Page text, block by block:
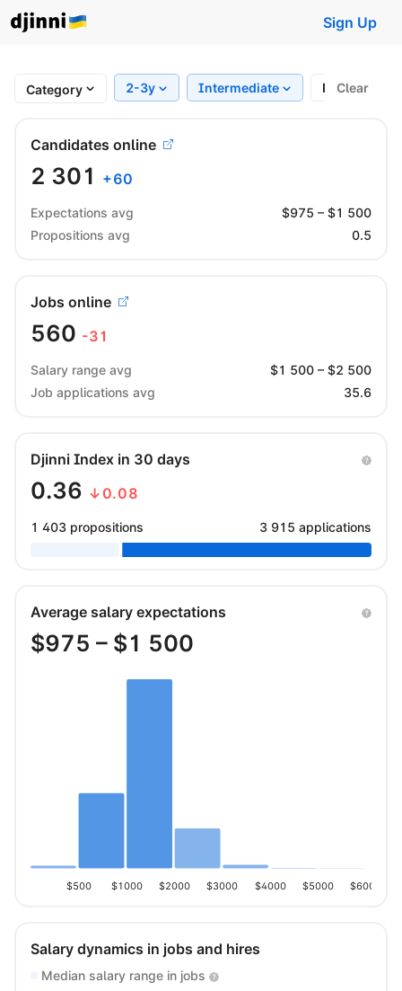
Sign Up
Category 2-3y Intermediate Region
Clear
Candidates online
2 301 +60
Expectations avg $975 – $1 500
Propositions avg
0.5
Jobs online
560 -31
Salary range avg $1 500 – $2 500
Job applications avg
35.6
Djinni Index in 30 days
0.36 ↓0.08
1 403 propositions 3 915 applications
Average salary expectations
$975 – $1 500
$500 $1000 $2000 $3000 $4000 $5000 $6000
Salary dynamics in jobs and hires
Median salary range in jobs